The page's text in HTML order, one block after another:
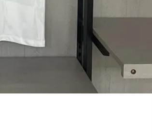
"Mycket nöjd...
bra."
– Edward